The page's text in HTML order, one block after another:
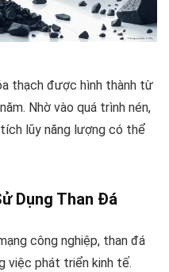
thạch được hình thành từ
Nhờ vào quá trình nén,
lũy năng lượng có thể
Dụng Than Đá
công nghiệp, than đá
việc phát triển kinh tế.